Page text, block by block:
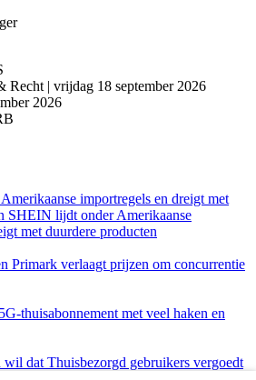
importregels en dreigt met
SHEIN lijdt onder Amerikaanse
met duurdere producten
Primark verlaagt prijzen om concurrentie
thuisabonnement met veel haken en
wil dat Thuisbezorgd gebruikers vergoedt